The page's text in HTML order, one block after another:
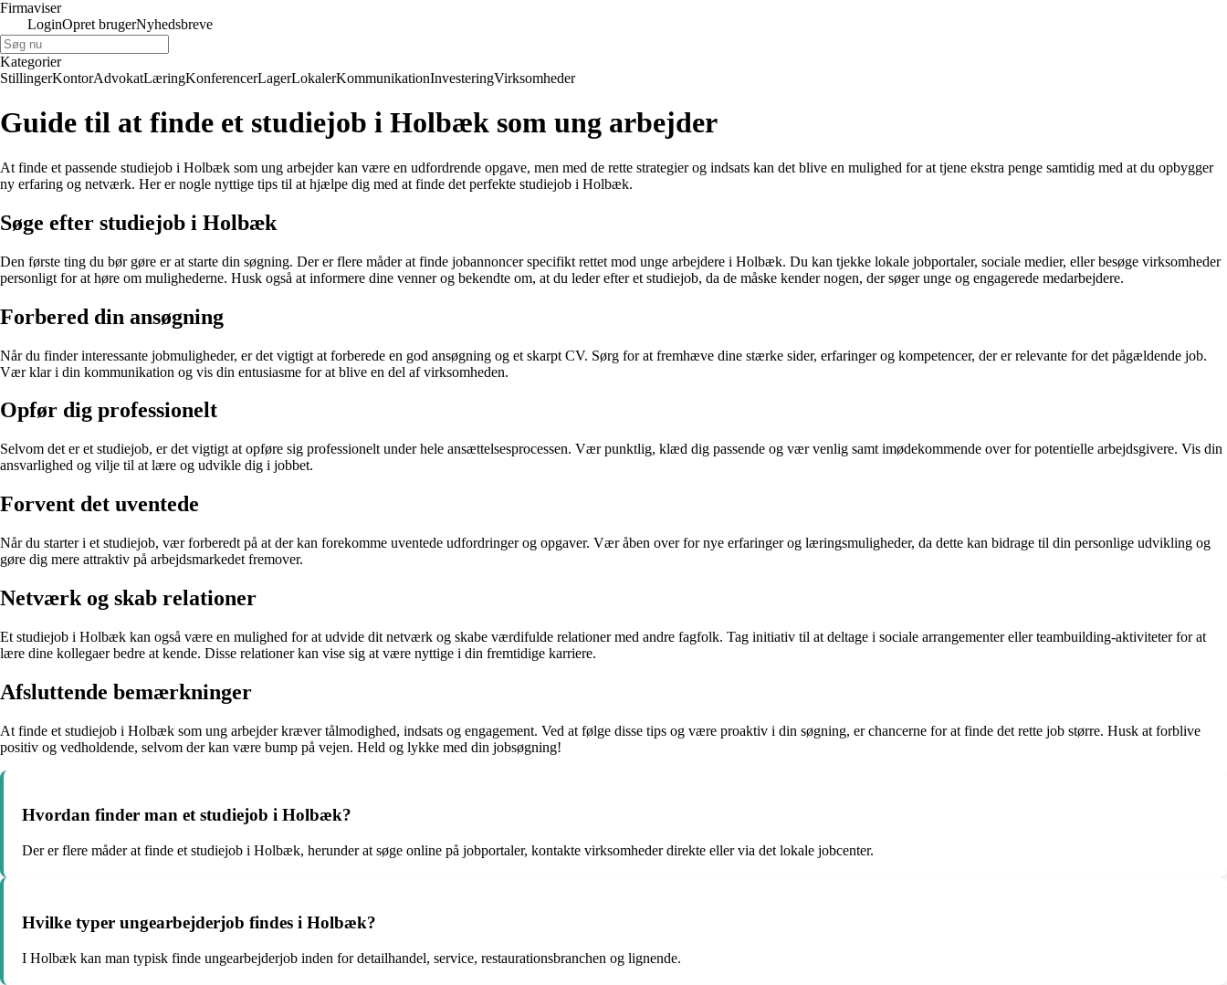
Firmaviser
LoginOpret brugerNyhedsbreve
Kategorier
StillingerKontorAdvokatLæringKonferencerLagerLokalerKommunikationInvesteringVirksomheder
Guide til at finde et studiejob i Holbæk som ung arbejder
At finde et passende studiejob i Holbæk som ung arbejder kan være en udfordrende opgave, men med de rette strategier og indsats kan det blive en mulighed for at tjene ekstra penge samtidig med at du opbygger
ny erfaring og netværk. Her er nogle nyttige tips til at hjælpe dig med at finde det perfekte studiejob i Holbæk.
Søge efter studiejob i Holbæk
Den første ting du bør gøre er at starte din søgning. Der er flere måder at finde jobannoncer specifikt rettet mod unge arbejdere i Holbæk. Du kan tjekke lokale jobportaler, sociale medier, eller besøge virksomheder
personligt for at høre om mulighederne. Husk også at informere dine venner og bekendte om, at du leder efter et studiejob, da de måske kender nogen, der søger unge og engagerede medarbejdere.
Forbered din ansøgning
Når du finder interessante jobmuligheder, er det vigtigt at forberede en god ansøgning og et skarpt CV. Sørg for at fremhæve dine stærke sider, erfaringer og kompetencer, der er relevante for det pågældende job.
Vær klar i din kommunikation og vis din entusiasme for at blive en del af virksomheden.
Opfør dig professionelt
Selvom det er et studiejob, er det vigtigt at opføre sig professionelt under hele ansættelsesprocessen. Vær punktlig, klæd dig passende og vær venlig samt imødekommende over for potentielle arbejdsgivere. Vis din
ansvarlighed og vilje til at lære og udvikle dig i jobbet.
Forvent det uventede
Når du starter i et studiejob, vær forberedt på at der kan forekomme uventede udfordringer og opgaver. Vær åben over for nye erfaringer og læringsmuligheder, da dette kan bidrage til din personlige udvikling og
gøre dig mere attraktiv på arbejdsmarkedet fremover.
Netværk og skab relationer
Et studiejob i Holbæk kan også være en mulighed for at udvide dit netværk og skabe værdifulde relationer med andre fagfolk. Tag initiativ til at deltage i sociale arrangementer eller teambuilding-aktiviteter for at
lære dine kollegaer bedre at kende. Disse relationer kan vise sig at være nyttige i din fremtidige karriere.
Afsluttende bemærkninger
At finde et studiejob i Holbæk som ung arbejder kræver tålmodighed, indsats og engagement. Ved at følge disse tips og være proaktiv i din søgning, er chancerne for at finde det rette job større. Husk at forblive
positiv og vedholdende, selvom der kan være bump på vejen. Held og lykke med din jobsøgning!
Hvordan finder man et studiejob i Holbæk?
Der er flere måder at finde et studiejob i Holbæk, herunder at søge online på jobportaler, kontakte virksomheder direkte eller via det lokale jobcenter.
Hvilke typer ungearbejderjob findes i Holbæk?
I Holbæk kan man typisk finde ungearbejderjob inden for detailhandel, service, restaurationsbranchen og lignende.